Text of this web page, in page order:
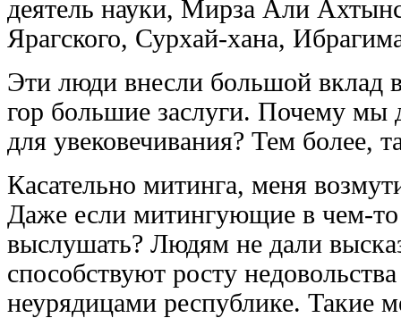
деятель науки, Мирза Али
Ярагского, Сурхай-хана,
Эти люди внесли большой вклад
гор большие заслуги. Почему мы
для увековечивания? Тем более,
Касательно митинга, меня
Даже если митингующие в чем-то
выслушать? Людям не дали
способствуют росту
неурядицами республике. Такие